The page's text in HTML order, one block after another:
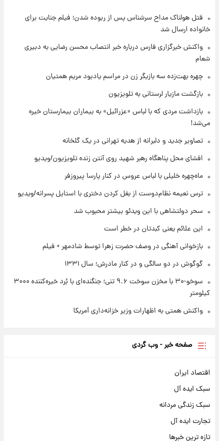
۷ ساعت پیش
قیمت محصولات ایران‌خودرو و سایپا امروز شنبه
۱۷ مرداد ۱۴۰۵
یک پیش ‌بینی مهم برای قیمت دلار، طلا و سکه
۲۱ ساعت پیش
بازیکن به درد نخور استقلال با مقصد اروپا این
تیم را ترک کرد!
تصاویر کمتر دیده‌شده از شهیدان حاجی‌زاده و
قتل هولناک مداح سرشناس پس از ربوده شدن؛ فیلم جنایت برای
خانواده ارسال شد
واکنش خبرگزاری فارس درباره خبر انتصاب محسن رضایی به دبیری
شعام
چهره بهت‌زده سه بازیگر زن در مراسم یادبود مریم همتیان
بازگشت مازیار لرستانی به تلویزیون
بازداشت مردی که با لباس «عزرائیل» به بیماران بیمارستان خیره
می‌شد!
تصاویر جدید و دلبرانه از هدیه تهرانی در یک گلخانه
افشای محل پناهگاه‌ رهبر شهید روی آنتن زنده تلویزیون/ویدیو
ماه‌چهره خلیلی با لباس عروس در کنار پارسا پیروزفر
ترس نعیمه نظام‌دوست از بغل کردن دختری با استایل پسرانه/ویدیو
سحر دولتشاهی با این ویدئو بیشتر محبوب شد
این علائم یعنی کبدتان در خطر است
بازخوانی آهنگی در وصف حضرت زهرا توسط شادمهر + فیلم
گوگوش در دو سالگی و در کنار مادرش؛ سال ۱۳۳۱
سوخو-۳۰ با مخزن سوخت ۹.۶ تنی؛ جنگنده‌ای با بُرد خیره‌کننده ۳۰۰۰
کیلومتر
واکنش همتی به اظهارات وزیر خزانه‌داری آمریکا
صفحه خبر - وب گردی
اقتصاد ایران
سبک ایده آل
سبک زندگی مردانه
تجارت ایده آل
تازه ترین خبرها